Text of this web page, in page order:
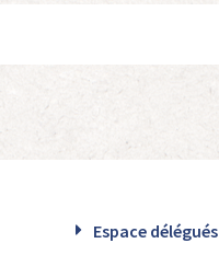
Espace délégués